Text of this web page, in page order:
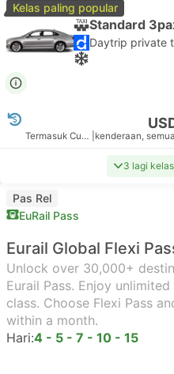
Kelas paling popular
Standard
Termasuk Cukai
3 lagi
Pas Rel
EuRail Pass
Eurail Global Flexi
Unlock over 30,000+
Eurail Pass. Enjoy
class. Choose Flexi Pass
within a month.
Hari:4 - 5 - 7 - 10 - 15